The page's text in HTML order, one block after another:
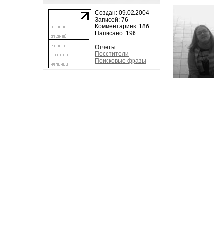
Создан: 09.02.2004
Записей: 76
Комментариев: 186
Написано: 196
Отчеты:
Посетители
Поисковые фразы